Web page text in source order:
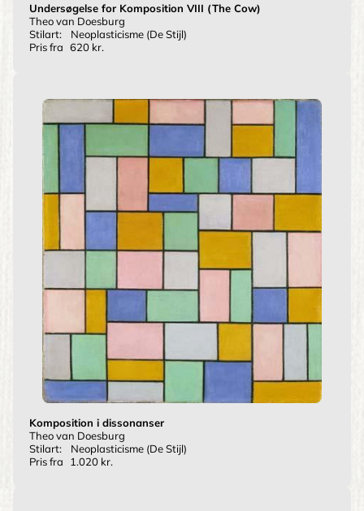
Undersøgelse for Komposition VIII (The Cow)
Theo van Doesburg
Stilart:
Neoplasticisme (De Stijl)
Pris fra 620 kr.
Komposition i dissonanser
Theo van Doesburg
Stilart:
Neoplasticisme (De Stijl)
Pris fra
1.020 kr.